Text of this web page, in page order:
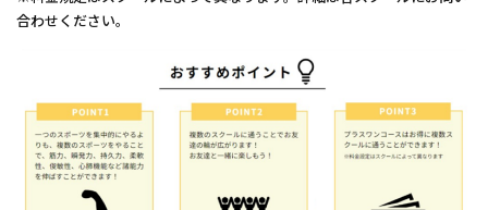
合わせください。